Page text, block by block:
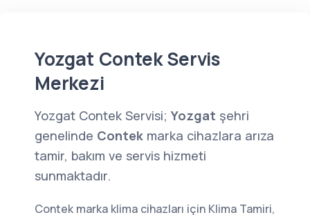
Yozgat Contek Servis
Merkezi
Yozgat Contek Servisi; Yozgat şehri
genelinde Contek marka cihazlara arıza
tamir, bakım ve servis hizmeti
sunmaktadır.
Contek marka klima cihazları için Klima Tamiri,